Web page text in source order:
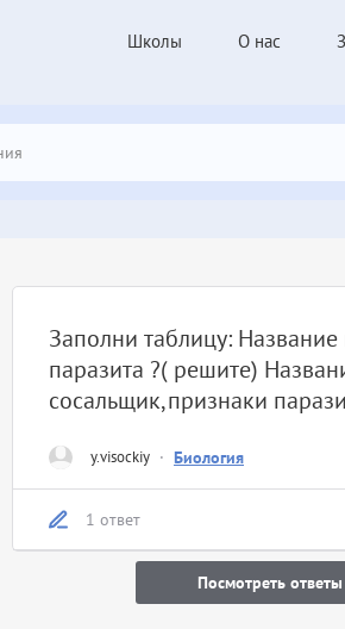
Школы О нас
y.visockiy · Биология
Заполни таблицу:
паразита ?( решите)
сосальщик,признаки
1 ответ
Посмотреть ответы